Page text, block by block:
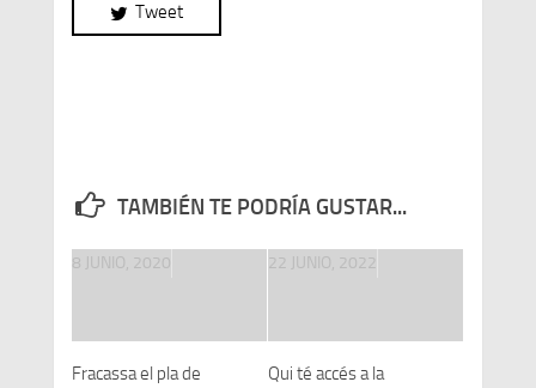
Tweet
TAMBIÉN TE PODRÍA GUSTAR...
Fracassa el pla de
8 JUNIO, 2020
Qui té accés a la
22 JUNIO, 2022